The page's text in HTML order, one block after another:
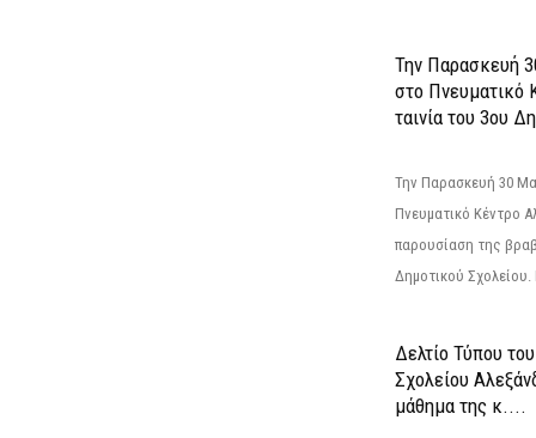
Την Παρασκευή
στο Πνευματικό
ταινία του 3ου
Την Παρασκευή 30
Πνευματικό Κέντρο
παρουσίαση της
Δημοτικού Σχολείου.
Δελτίο Τύπου
Σχολείου
μάθημα της κ....